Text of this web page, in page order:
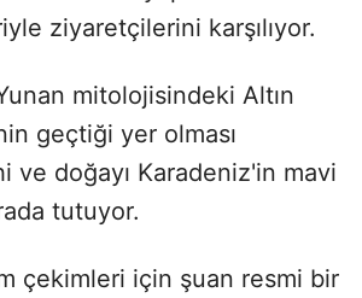
ziyaretçilerini karşılıyor.
mitolojisindeki Altın
geçtiği yer olması
ve doğayı Karadeniz'in mavi
tutuyor.
çekimleri için şuan resmi bir